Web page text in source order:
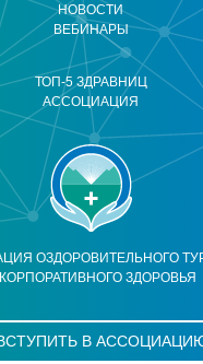
ОЗДОРОВИТЕЛЬНОГО
ЗДОРОВЬЯ
НОВОСТИ
ВЕБИНАРЫ
ТОП-5 ЗДРАВНИЦ
АССОЦИАЦИЯ
В